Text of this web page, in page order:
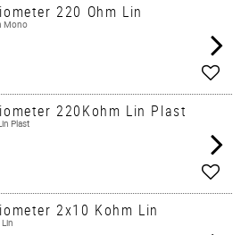
220 Ohm Lin
Mono
Add
220Kohm Lin Plast
Plast
Add
2x10 Kohm Lin